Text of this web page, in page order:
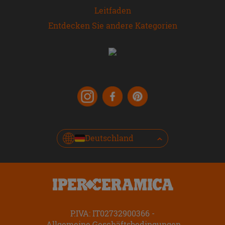
Leitfaden
Entdecken Sie andere Kategorien
Deutschland
P.IVA: IT02732900366